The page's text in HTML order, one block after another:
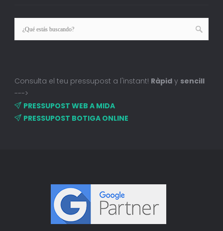
Consulta el teu pressupost a l'instant! Ràpidy sencill
--->
PRESSUPOST WEB A MIDA
PRESSUPOST BOTIGA ONLINE